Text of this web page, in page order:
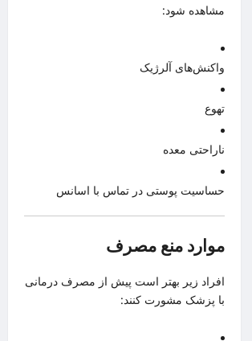
مشاهده شود:
واکنش‌های آلرژیک
تهوع
ناراحتی معده
حساسیت پوستی در تماس با اسانس
موارد منع مصرف
افراد زیر بهتر است پیش از مصرف درمانی
با پزشک مشورت کنند: